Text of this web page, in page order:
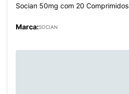
Socian 50mg com 20 Comprimidos
Marca:SOCIAN